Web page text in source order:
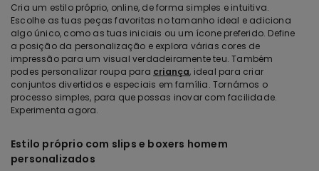
Cria um estilo próprio, online, de forma simples e intuitiva.
Escolhe as tuas peças favoritas no tamanho ideal e adiciona
algo único, como as tuas iniciais ou um ícone preferido. Define
a posição da personalização e explora várias cores de
impressão para um visual verdadeiramente teu. Também
podes personalizar roupa para criança, ideal para criar
conjuntos divertidos e especiais em família. Tornámos o
processo simples, para que possas inovar com facilidade.
Experimenta agora.
Estilo próprio com slips e boxers homem
personalizados